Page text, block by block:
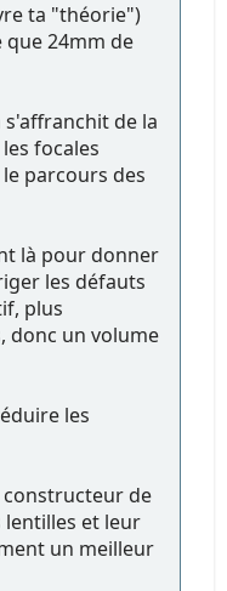
ta "théorie")
que 24mm de
de la
focales
parcours des
là pour donner
les défauts
plus
donc un volume
les
constructeur de
et leur
un meilleur